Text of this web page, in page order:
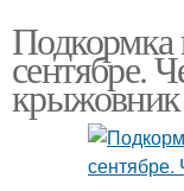
Подкормка
сентябре.